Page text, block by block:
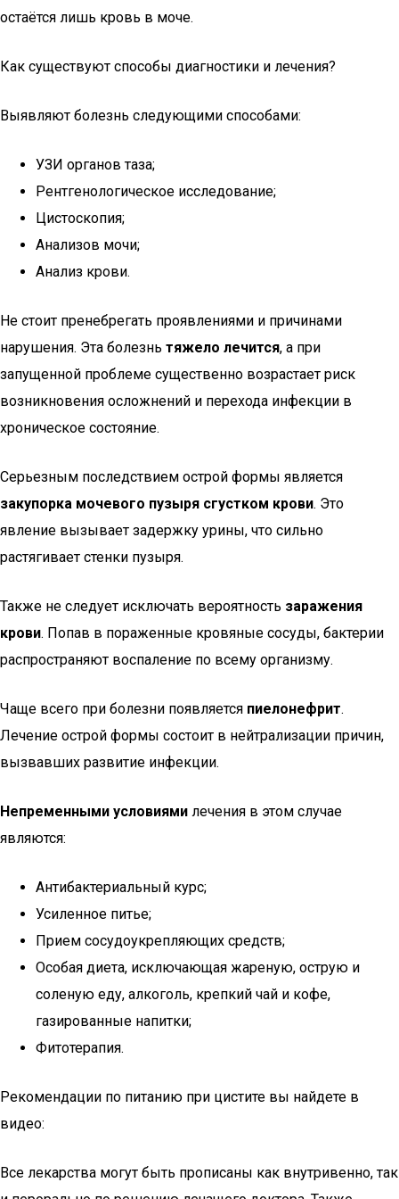
остаётся лишь кровь в моче.
Как существуют способы диагностики и лечения?
Выявляют болезнь следующими способами:
УЗИ органов таза;
Рентгенологическое исследование;
Цистоскопия;
Анализов мочи;
Анализ крови.
Не стоит пренебрегать проявлениями и причинами
нарушения. Эта болезнь тяжело лечится, а при
запущенной проблеме существенно возрастает риск
возникновения осложнений и перехода инфекции в
хроническое состояние.
Серьезным последствием острой формы является
закупорка мочевого пузыря сгустком крови. Это
явление вызывает задержку урины, что сильно
растягивает стенки пузыря.
Также не следует исключать вероятность заражения
крови. Попав в пораженные кровяные сосуды, бактерии
распространяют воспаление по всему организму.
Чаще всего при болезни появляется пиелонефрит.
Лечение острой формы состоит в нейтрализации причин,
вызвавших развитие инфекции.
Непременными условиями лечения в этом случае
являются:
Антибактериальный курс;
Усиленное питье;
Прием сосудоукрепляющих средств;
Особая диета, исключающая жареную, острую и
соленую еду, алкоголь, крепкий чай и кофе,
газированные напитки;
Фитотерапия.
Рекомендации по питанию при цистите вы найдете в
видео:
Все лекарства могут быть прописаны как внутривенно, так